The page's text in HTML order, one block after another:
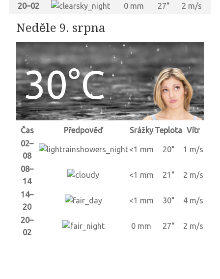
20–02
0 mm 27° 2 m/s
Neděle 9. srpna
30°C
Čas Předpověď Srážky Teplota Vítr
02–
08
<1 mm 20° 1 m/s
08–
14
<1 mm 21° 2 m/s
14–
20
<1 mm 30° 4 m/s
20–
02
0 mm 27° 2 m/s